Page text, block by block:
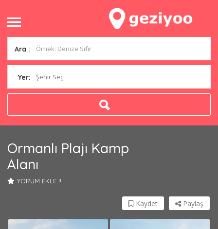
Ara :
Yer: Şehir Seç
Ormanlı Plajı Kamp
Alanı
YORUM EKLE !!
Paylaş
Kaydet